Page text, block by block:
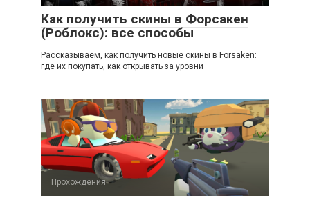
Как получить скины в Форсакен
(Роблокс): все способы
Рассказываем, как получить новые скины в Forsaken:
где их покупать, как открывать за уровни
Прохождения